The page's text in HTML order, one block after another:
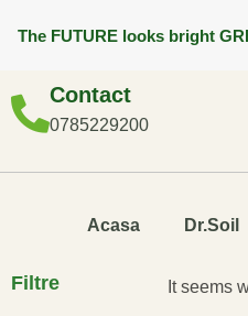
The FUTURE looks bright
Contact
0785229200
Acasa Dr.Soil
Filtre It seems